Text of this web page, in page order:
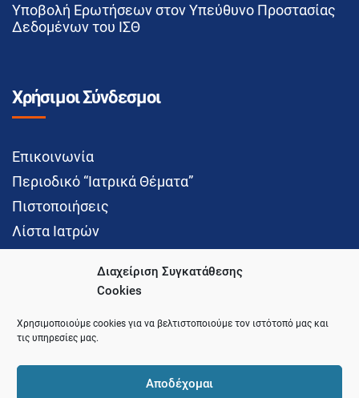
Διαχείριση Συγκατάθεσης
Cookies
Χρησιμοποιούμε cookies για να βελτιστοποιούμε τον ιστότοπό μας και
τις υπηρεσίες μας.
Αποδέχομαι
Υποβολή Ερωτήσεων στον Υπεύθυνο Προστασίας
Δεδομένων του ΙΣΘ
Χρήσιμοι Σύνδεσμοι
Επικοινωνία
Περιοδικό “Ιατρικά Θέματα”
Πιστοποιήσεις
Λίστα Ιατρών
Social Media